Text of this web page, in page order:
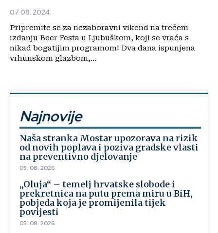
07. 08. 2024.
Pripremite se za nezaboravni vikend na trećem
izdanju Beer Festa u Ljubuškom, koji se vraća s
nikad bogatijim programom! Dva dana ispunjena
vrhunskom glazbom,...
Najnovije
Naša stranka Mostar upozorava na rizik
od novih poplava i poziva gradske vlasti
na preventivno djelovanje
05. 08. 2026.
„Oluja“ – temelj hrvatske slobode i
prekretnica na putu prema miru u BiH,
pobjeda koja je promijenila tijek
povijesti
05. 08. 2026.